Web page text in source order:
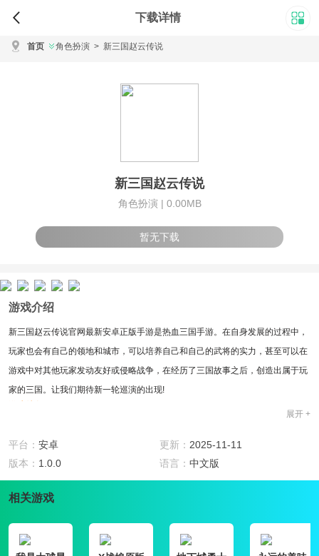
下载详情
首页 角色扮演 > 新三国赵云传说
新三国赵云传说
角色扮演 | 0.00MB
暂无下载
游戏介绍
新三国赵云传说官网最新安卓正版手游是热血三国手游。在自身发展的过程中，
玩家也会有自己的领地和城市，可以培养自己和自己的武将的实力，甚至可以在
游戏中对其他玩家发动友好或侵略战争，在经历了三国故事之后，创造出属于玩
家的三国。让我们期待新一轮巡演的出现!
2、特色上帝将投入战斗
3、儿童被分成漂亮的同伴
1、三国真人真事，符合历史玩法，设置官阶和分封制度，体验三国时期真正的
2、新三国赵云传说官网最新安卓正版手游的三个国家各具特色的神将和士兵帮
展开 +
平台： 安卓 更新： 2025-11-11
版本： 1.0.0 语言： 中文版
相关游戏